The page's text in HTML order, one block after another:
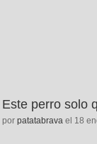
Este perro solo
por patatabrava el 18